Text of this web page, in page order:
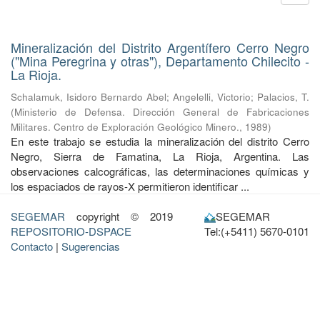
Mineralización del Distrito Argentífero Cerro Negro
("Mina Peregrina y otras"), Departamento Chilecito -
La Rioja.
Schalamuk, Isidoro Bernardo Abel; Angelelli, Victorio; Palacios, T.
(Ministerio de Defensa. Dirección General de Fabricaciones
Militares. Centro de Exploración Geológico Minero., 1989)
En este trabajo se estudia la mineralización del distrito Cerro
Negro, Sierra de Famatina, La Rioja, Argentina. Las
observaciones calcográficas, las determinaciones químicas y
los espaciados de rayos-X permitieron identificar ...
SEGEMAR copyright © 2019
REPOSITORIO-DSPACE
Contacto | Sugerencias
SEGEMAR
Tel:(+5411) 5670-0101